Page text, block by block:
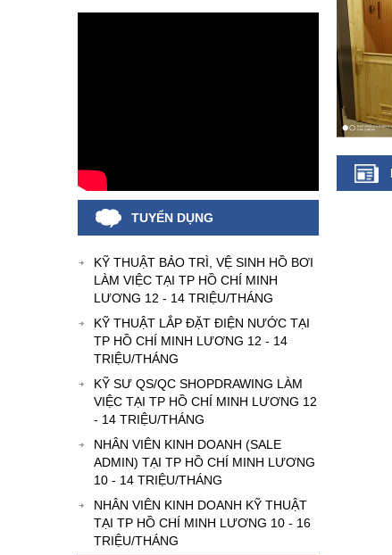
TUYỂN DỤNG
KỸ THUẬT BẢO TRÌ, VỆ SINH HỒ BƠI
LÀM VIỆC TẠI TP HỒ CHÍ MINH
LƯƠNG 12 - 14 TRIỆU/THÁNG
KỸ THUẬT LẮP ĐẶT ĐIỆN NƯỚC TẠI
TP HỒ CHÍ MINH LƯƠNG 12 - 14
TRIỆU/THÁNG
KỸ SƯ QS/QC SHOPDRAWING LÀM
VIỆC TẠI TP HỒ CHÍ MINH LƯƠNG 12
- 14 TRIỆU/THÁNG
NHÂN VIÊN KINH DOANH (SALE
ADMIN) TẠI TP HỒ CHÍ MINH LƯƠNG
10 - 14 TRIỆU/THÁNG
NHÂN VIÊN KINH DOANH KỸ THUẬT
TẠI TP HỒ CHÍ MINH LƯƠNG 10 - 16
TRIỆU/THÁNG